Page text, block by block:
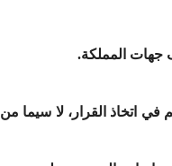
جهات المملكة.
اتخاذ القرار، لا سيما من